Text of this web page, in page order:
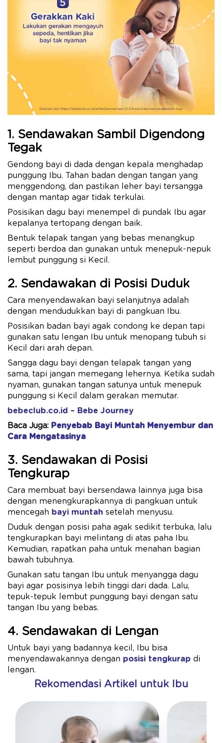
1. Sendawakan Sambil Digendong
Tegak
Gendong bayi di dada dengan kepala menghadap
punggung Ibu. Tahan badan dengan tangan yang
menggendong, dan pastikan leher bayi tersangga
dengan mantap agar tidak terkulai.
Posisikan dagu bayi menempel di pundak Ibu agar
kepalanya tertopang dengan baik.
Bentuk telapak tangan yang bebas menangkup
seperti berdoa dan gunakan untuk menepuk-nepuk
lembut punggung si Kecil.
2. Sendawakan di Posisi Duduk
Cara menyendawakan bayi selanjutnya adalah
dengan mendudukkan bayi di pangkuan Ibu.
Posisikan badan bayi agak condong ke depan tapi
gunakan satu lengan Ibu untuk menopang tubuh si
Kecil dari arah depan.
Sangga dagu bayi dengan telapak tangan yang
sama, tapi jangan memegang lehernya. Ketika sudah
nyaman, gunakan tangan satunya untuk menepuk
punggung si Kecil dalam gerakan memutar.
bebeclub.co.id – Bebe Journey
Baca Juga: Penyebab Bayi Muntah Menyembur dan
Cara Mengatasinya
3. Sendawakan di Posisi
Tengkurap
Cara membuat bayi bersendawa lainnya juga bisa
dengan menengkurapkannya di pangkuan untuk
mencegah bayi muntah setelah menyusu.
Duduk dengan posisi paha agak sedikit terbuka, lalu
tengkurapkan bayi melintang di atas paha Ibu.
Kemudian, rapatkan paha untuk menahan bagian
bawah tubuhnya.
Gunakan satu tangan Ibu untuk menyangga dagu
bayi agar posisinya lebih tinggi dari dada. Lalu,
tepuk-tepuk lembut punggung bayi dengan satu
tangan Ibu yang bebas.
4. Sendawakan di Lengan
Untuk bayi yang badannya kecil, Ibu bisa
menyendawakannya dengan posisi tengkurap di
lengan.
Rekomendasi Artikel untuk Ibu